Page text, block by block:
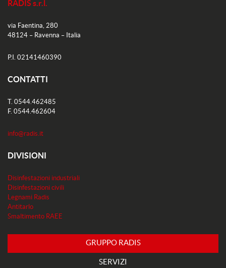
RADIS s.r.l.
via Faentina, 280
48124 – Ravenna – Italia
P.I. 02141460390
CONTATTI
T. 0544.462485
F. 0544.462604
info@radis.it
DIVISIONI
Disinfestazioni industriali
Disinfestazioni civili
Legnami Radis
Antitarlo
Smaltimento RAEE
GRUPPO RADIS
SERVIZI